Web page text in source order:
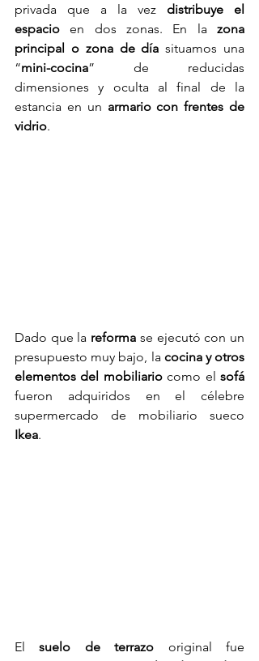
privada que a la vez distribuye el
espacio en dos zonas. En la zona
principal o zona de día situamos una
“mini-cocina” de reducidas
dimensiones y oculta al final de la
estancia en un armario con frentes de
vidrio.
Dado que la reforma se ejecutó con un
presupuesto muy bajo, la cocina y otros
elementos del mobiliario como el sofá
fueron adquiridos en el célebre
Ikea.
El suelo de terrazo original fue